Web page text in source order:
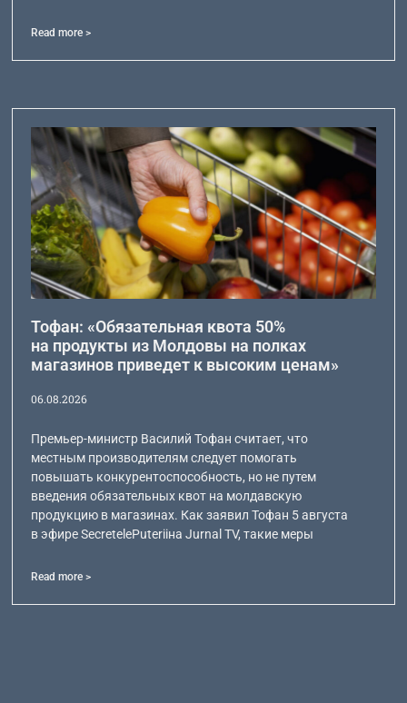
Read more >
Тофан: «Обязательная квота 50%
на продукты из Молдовы на полках
магазинов приведет к высоким ценам»
06.08.2026
Премьер-министр Василий Тофан считает, что
местным производителям следует помогать
повышать конкурентоспособность, но не путем
введения обязательных квот на молдавскую
продукцию в магазинах. Как заявил Тофан 5 августа
в эфире SecretelePuteriiна Jurnal TV, такие меры
Read more >